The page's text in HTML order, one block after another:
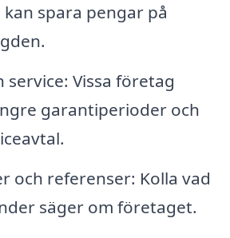
spara pengar på
service: Vissa företag
garantiperioder och
och referenser: Kolla vad
säger om företaget.